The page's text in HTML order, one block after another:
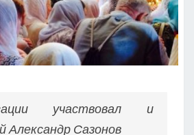
участвовал и
Александр Сазонов